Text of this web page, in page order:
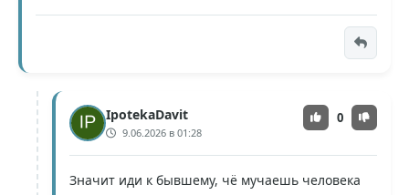
IpotekaDavit
9.06.2026 в 01:28
0
Значит иди к бывшему, чё мучаешь человека